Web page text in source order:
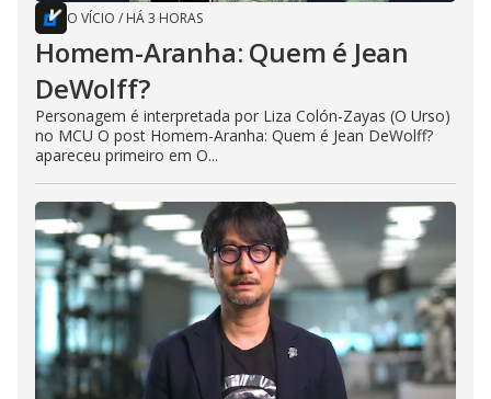
O VÍCIO / HÁ 3 HORAS
Homem-Aranha: Quem é Jean
DeWolff?
Personagem é interpretada por Liza Colón-Zayas (O Urso)
no MCU O post Homem-Aranha: Quem é Jean DeWolff?
apareceu primeiro em O...